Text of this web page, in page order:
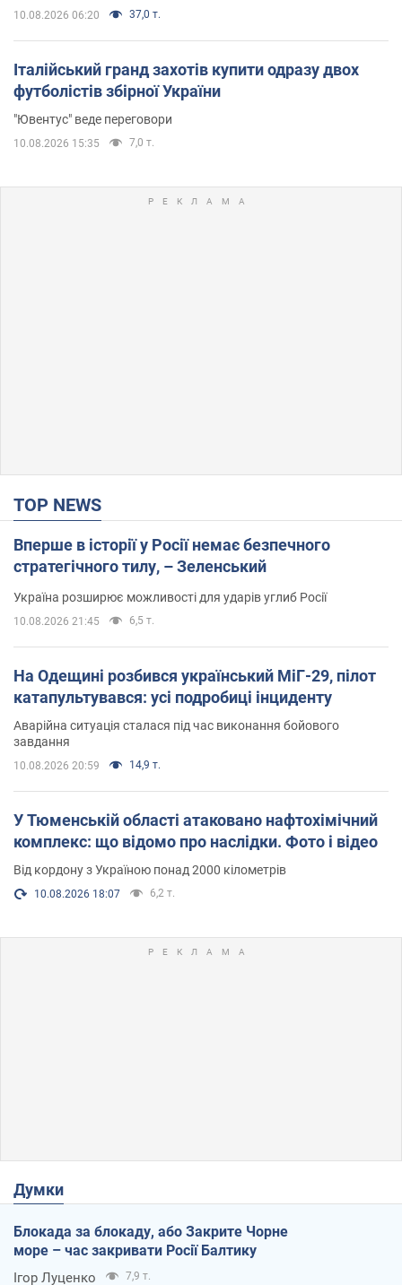
10.08.2026 06:20 37,0 т.
Італійський гранд захотів купити одразу двох
футболістів збірної України
"Ювентус" веде переговори
10.08.2026 15:35 7,0 т.
TOP NEWS
Вперше в історії у Росії немає безпечного
стратегічного тилу, – Зеленський
Україна розширює можливості для ударів углиб Росії
10.08.2026 21:45 6,5 т.
На Одещині розбився український МіГ-29, пілот
катапультувався: усі подробиці інциденту
Аварійна ситуація сталася під час виконання бойового
завдання
10.08.2026 20:59 14,9 т.
У Тюменській області атаковано нафтохімічний
комплекс: що відомо про наслідки. Фото і відео
Від кордону з Україною понад 2000 кілометрів
10.08.2026 18:07 6,2 т.
Думки
Блокада за блокаду, або Закрите Чорне
море – час закривати Росії Балтику
Ігор Луценко 7,9 т.